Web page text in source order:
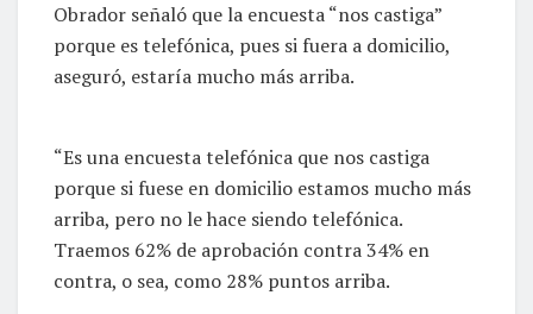
Obrador señaló que la encuesta “nos castiga”
porque es telefónica, pues si fuera a domicilio,
aseguró, estaría mucho más arriba.
“Es una encuesta telefónica que nos castiga
porque si fuese en domicilio estamos mucho más
arriba, pero no le hace siendo telefónica.
Traemos 62% de aprobación contra 34% en
contra, o sea, como 28% puntos arriba.